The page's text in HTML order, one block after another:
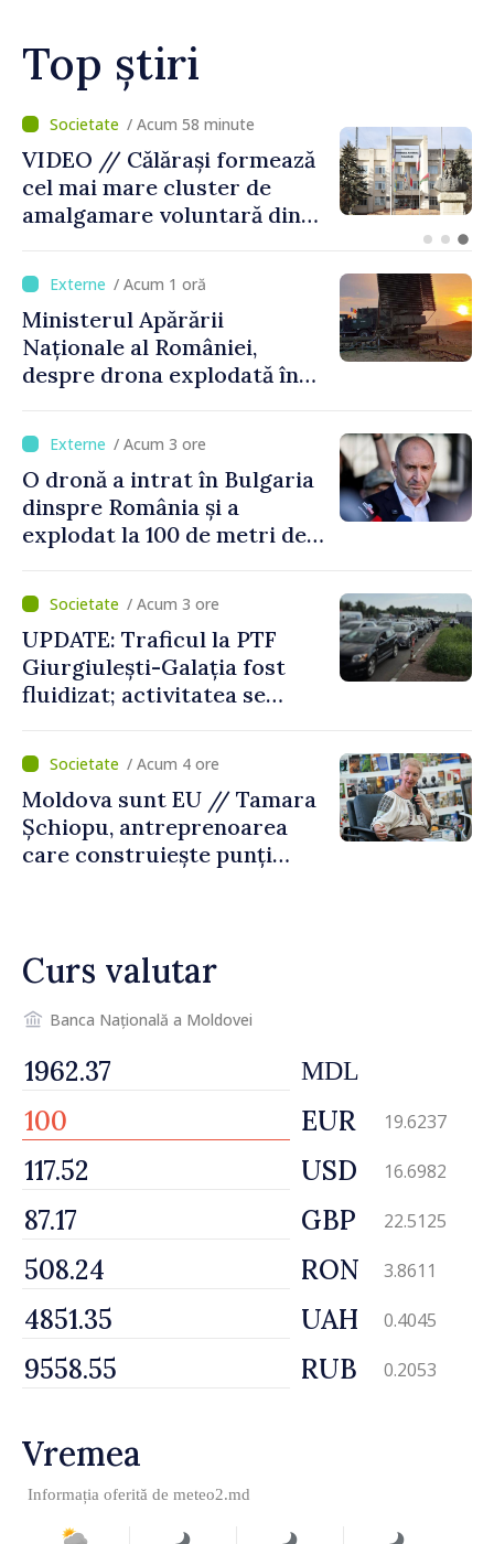
Top știri
/ Acum 14 minute
BTA: Tendința de scădere a
nivelului Dunării se menține,
iar situația hidrologică
/ Acum 1 oră
Ministerul Apărării
Naționale al României,
despre drona explodată în
nu au detectat niciun
vehicul aerian”
/ Acum 3 ore
O dronă a intrat în Bulgaria
dinspre România și a
explodat la 100 de metri de
/ Acum 3 ore
UPDATE: Traficul la PTF
Giurgiulești-Galația fost
fluidizat; activitatea se
normale
/ Acum 4 ore
Moldova sunt EU // Tamara
Șchiopu, antreprenoarea
care construiește punți
Curs valutar
Banca Națională a Moldovei
MDL
EUR 19.6237
USD 16.6982
GBP 22.5125
RON 3.8611
UAH 0.4045
RUB 0.2053
Vremea
Informația oferită de meteo2.md